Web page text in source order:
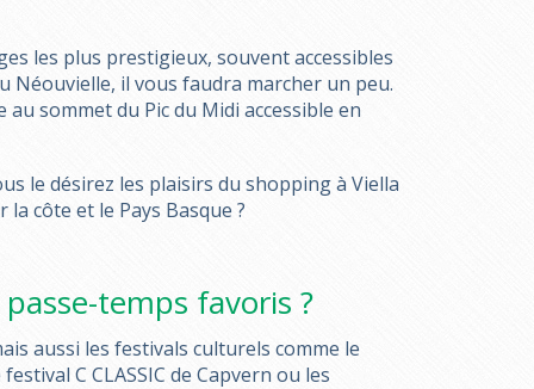
les plus prestigieux, souvent accessibles
Néouvielle, il vous faudra marcher un peu.
sommet du Pic du Midi accessible en
le désirez les plaisirs du shopping à Viella
côte et le Pays Basque ?
temps favoris ?
aussi les festivals culturels comme le
C CLASSIC de Capvern ou les